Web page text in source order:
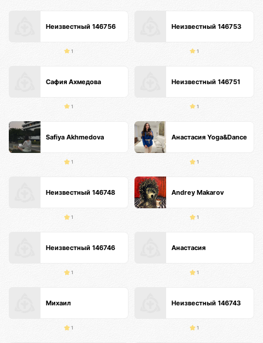
Неизвестный 146756
1
Неизвестный 146753
1
Сафия Ахмедова
1
Неизвестный 146751
1
Safiya Akhmedova
1
Анастасия Yoga&Dance
1
Неизвестный 146748
1
Andrey Makarov
1
Неизвестный 146746
1
Анастасия
1
Михаил
1
Неизвестный 146743
1